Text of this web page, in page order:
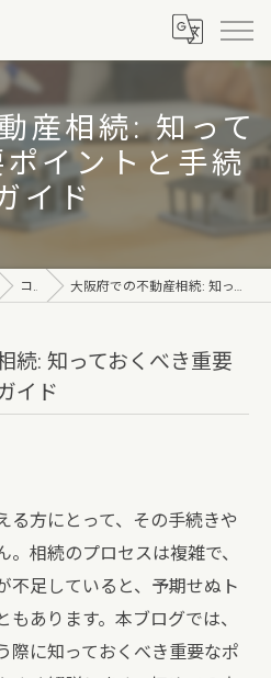
産相続: 知って
イントと手続
イド
コラム 大阪府での不動産相続: 知っておくべき重要ポイントと手続きガイド
続: 知っておくべき重要
イド
る方にとって、その手続きや
相続のプロセスは複雑で、
不足していると、予期せぬト
あります。本ブログでは、
際に知っておくべき重要なポ